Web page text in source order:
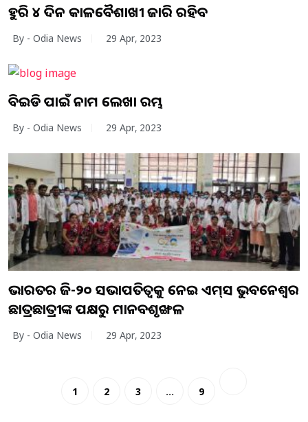
ଆହୁରି ୪ ଦିନ କାଳବୈଶାଖୀ ଜାରି ରହିବ
By - Odia News 29 Apr, 2023
ବିଇଡି ପାଇଁ ନାମ ଲେଖା ଆରମ୍ଭ
By - Odia News 29 Apr, 2023
ଭାରତର ଜି-୨୦ ସଭାପତିତ୍ବକୁ ନେଇ ଏମ୍‌ସ ଭୁବନେଶ୍ୱର
ଛାତ୍ରଛାତ୍ରୀଙ୍କ ପକ୍ଷରୁ ମାନବଶୃଙ୍ଖଳ
By - Odia News 29 Apr, 2023
1 2 3 … 9